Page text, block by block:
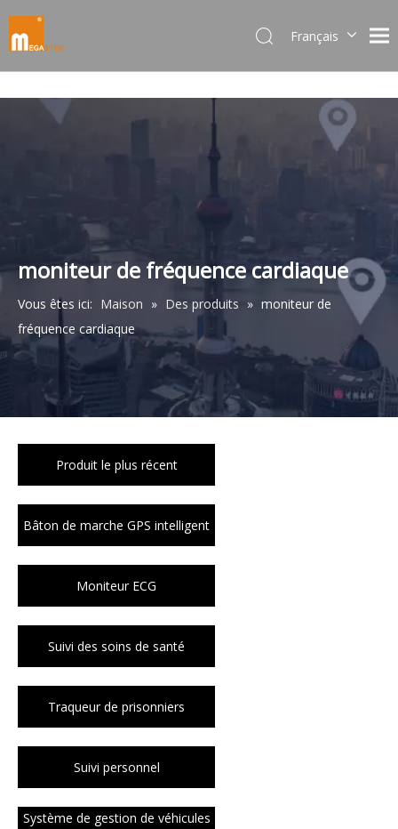
Français
한국어
日本語
Pусский
简体中文
English
moniteur de fréquence cardiaque
Vous êtes ici: Maison » Des produits » moniteur de
fréquence cardiaque
Produit le plus récent
Bâton de marche GPS intelligent
Moniteur ECG
Suivi des soins de santé
Traqueur de prisonniers
Suivi personnel
Système de gestion de véhicules